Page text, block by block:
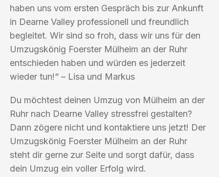
haben uns vom ersten Gespräch bis zur Ankunft
in Dearne Valley professionell und freundlich
begleitet. Wir sind so froh, dass wir uns für den
Umzugskönig Foerster Mülheim an der Ruhr
entschieden haben und würden es jederzeit
wieder tun!“ – Lisa und Markus
Du möchtest deinen Umzug von Mülheim an der
Ruhr nach Dearne Valley stressfrei gestalten?
Dann zögere nicht und kontaktiere uns jetzt! Der
Umzugskönig Foerster Mülheim an der Ruhr
steht dir gerne zur Seite und sorgt dafür, dass
dein Umzug ein voller Erfolg wird.